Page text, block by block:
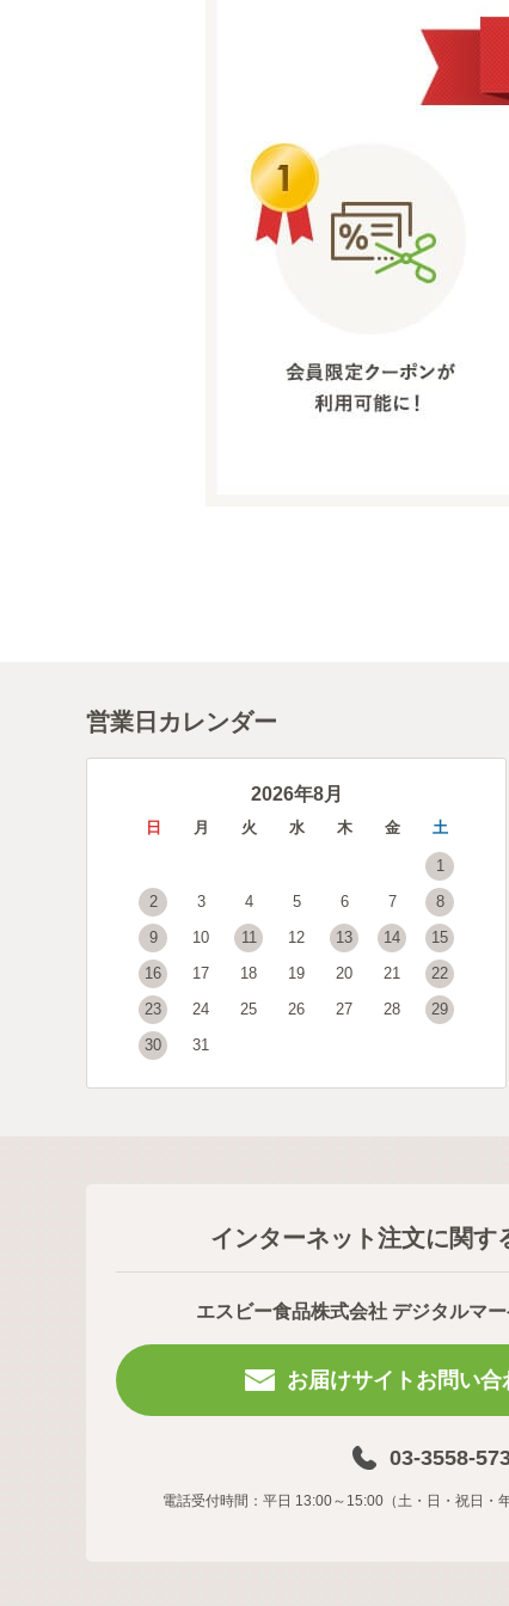
営業日カレンダー
2026年8月
日 月 火 水 木 金 土
1
2
3 4 5 6 7
8
9
10 11 12 13 14
15
16
17 18 19 20 21
22
23
24 25 26 27 28
29
30
31
インターネット注文に関す
エスビー食品株式会社 デジタルマ
お届けサイトお問い合
03-3558-
電話受付時間：平日 13:00～15:00（土・日・祝日・